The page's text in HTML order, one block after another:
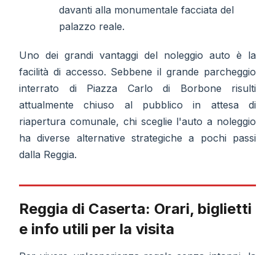
davanti alla monumentale facciata del
palazzo reale.
Uno dei grandi vantaggi del noleggio auto è la
facilità di accesso. Sebbene il grande parcheggio
interrato di Piazza Carlo di Borbone risulti
attualmente chiuso al pubblico in attesa di
riapertura comunale, chi sceglie l'auto a noleggio
ha diverse alternative strategiche a pochi passi
dalla Reggia.
Reggia di Caserta: Orari, biglietti
e info utili per la visita